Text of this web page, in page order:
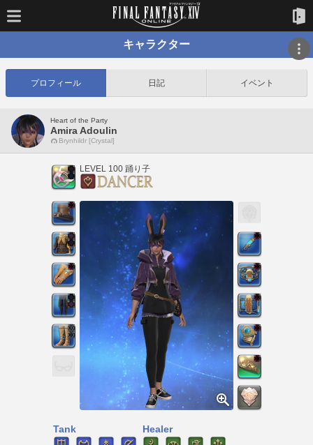
キャラクター
プロフィール 日記 イベント
Heart of the Party
Amira Adoulin
Brynhildr [Crystal]
LEVEL 100 踊り子
Tank Healer